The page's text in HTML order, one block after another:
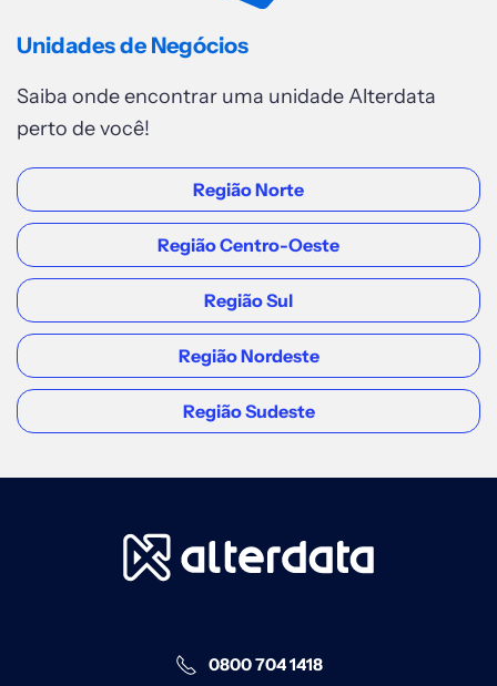
Rua Eugênio Rabello, 98, Quadra D
Lote 15 - Jardim Embaixador.
Acessar
Sete Lagoas
REGIÃO SUDESTE
Av. Getúlio Vargas, 191 - Sala 03 -
Acessar
REGIÃO SUDESTE
Acessar
Unidades de Negócios
Saiba onde encontrar uma unidade Alterdata
perto de você!
Região Norte
Região Centro-Oeste
Região Sul
Região Nordeste
Região Sudeste
0800 704 1418